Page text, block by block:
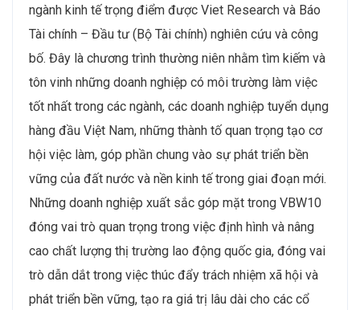
ngành kinh tế trọng điểm được Viet Research và Báo
Tài chính – Đầu tư (Bộ Tài chính) nghiên cứu và công
bố. Đây là chương trình thường niên nhằm tìm kiếm và
tôn vinh những doanh nghiệp có môi trường làm việc
tốt nhất trong các ngành, các doanh nghiệp tuyển dụng
hàng đầu Việt Nam, những thành tố quan trọng tạo cơ
hội việc làm, góp phần chung vào sự phát triển bền
vững của đất nước và nền kinh tế trong giai đoạn mới.
Những doanh nghiệp xuất sắc góp mặt trong VBW10
đóng vai trò quan trọng trong việc định hình và nâng
cao chất lượng thị trường lao động quốc gia, đóng vai
trò dẫn dắt trong việc thúc đẩy trách nhiệm xã hội và
phát triển bền vững, tạo ra giá trị lâu dài cho các cổ